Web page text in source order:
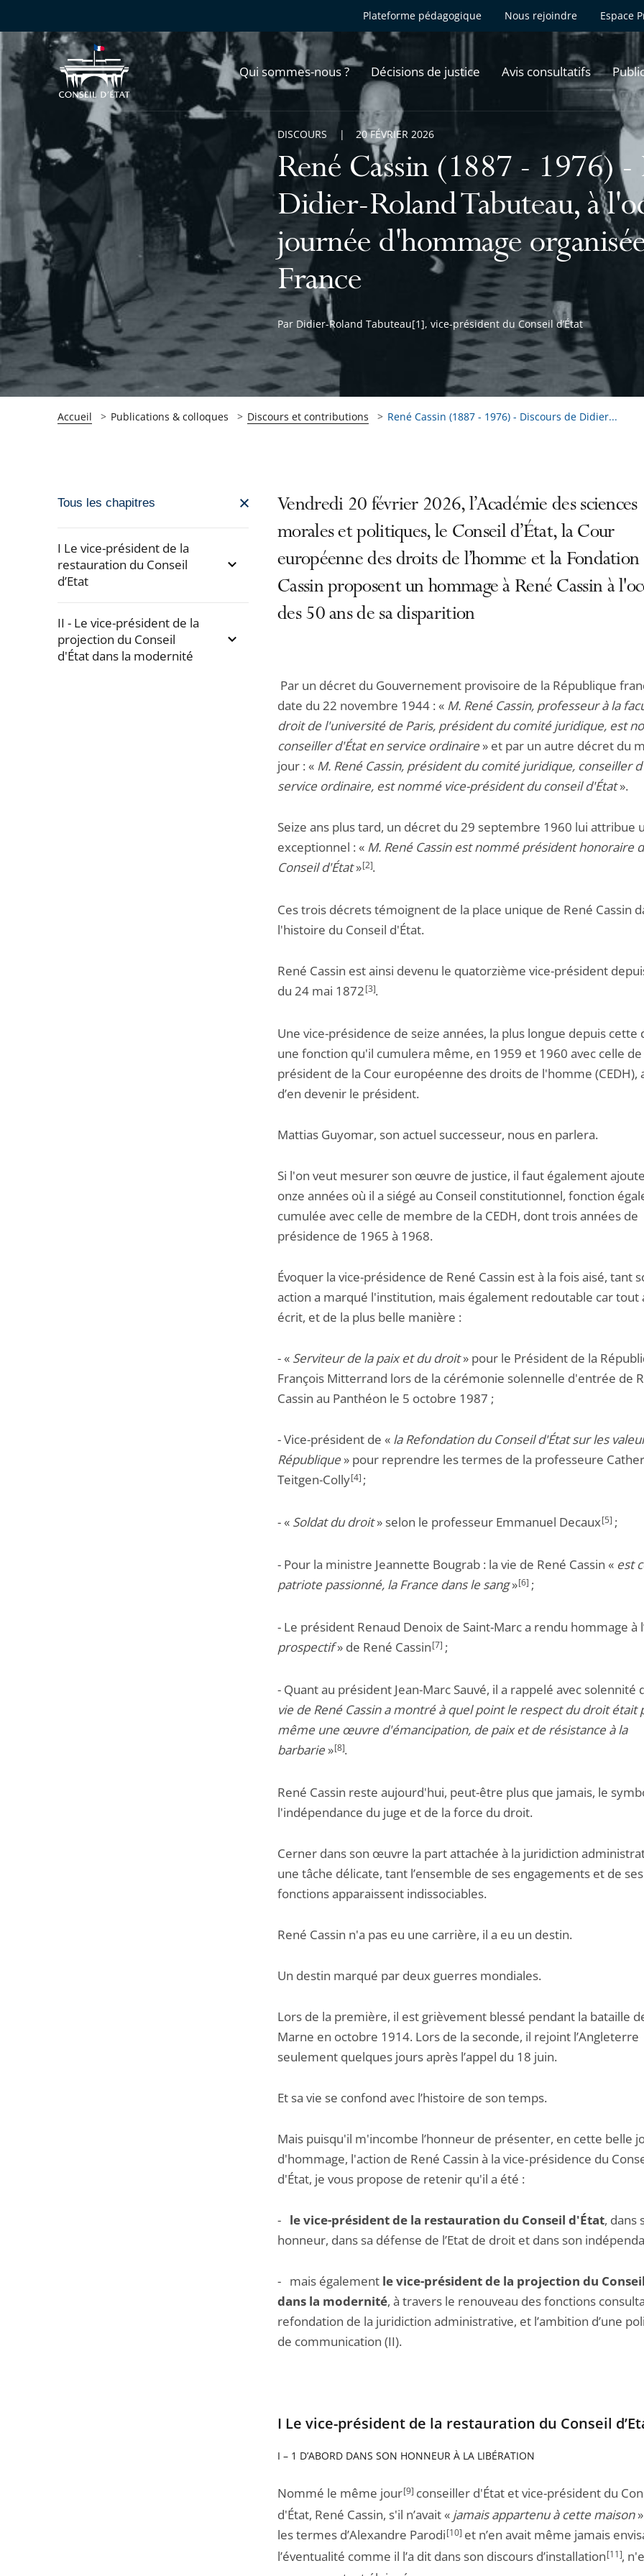
Plateforme pédagogique Nous rejoindre Espace
Qui sommes-nous ? Décisions de justice Avis consultatifs
René Cassin (1887 - 1976) -
Didier-Roland Tabuteau, à
journée d'hommage
France
Par Didier-Roland Tabuteau[1], vice-président du Conseil d’État
DISCOURS 20 FÉVRIER 2026
Accueil Publications & colloques Discours et contributions René Cassin (1887 - 1976) - Discours de Didier...
Passer
navigation
de
l'article
arriver
après
Tous les chapitres
I Le vice-président de la
restauration du Conseil
d’Etat
II - Le vice-président de la
projection du Conseil
d'État dans la modernité
Vendredi 20 février 2026, l’Académie des sciences
morales et politiques, le Conseil d’État, la Cour
européenne des droits de l’homme et la Fondation
Cassin proposent un hommage à René Cassin à
des 50 ans de sa disparition
Par un décret du Gouvernement provisoire de la République
date du 22 novembre 1944 : « M. René Cassin, professeur à la
droit de l'université de Paris, président du comité juridique, est
conseiller d'État en service ordinaire » et par un autre décret du
jour : « M. René Cassin, président du comité juridique, conseiller
service ordinaire, est nommé vice-président du conseil d'État».
Seize ans plus tard, un décret du 29 septembre 1960 lui attribue
exceptionnel : « M. René Cassin est nommé président honoraire
Conseil d'État»[2].
Ces trois décrets témoignent de la place unique de René Cassin
l'histoire du Conseil d'État.
René Cassin est ainsi devenu le quatorzième vice-président
du 24 mai 1872[3].
Une vice-présidence de seize années, la plus longue depuis cette
une fonction qu'il cumulera même, en 1959 et 1960 avec celle de
président de la Cour européenne des droits de l'homme (CEDH),
d’en devenir le président.
Mattias Guyomar, son actuel successeur, nous en parlera.
Si l'on veut mesurer son œuvre de justice, il faut également
onze années où il a siégé au Conseil constitutionnel, fonction
cumulée avec celle de membre de la CEDH, dont trois années de
présidence de 1965 à 1968.
Évoquer la vice-présidence de René Cassin est à la fois aisé, tant
action a marqué l'institution, mais également redoutable car tout
écrit, et de la plus belle manière :
- « Serviteur de la paix et du droit» pour le Président de la
François Mitterrand lors de la cérémonie solennelle d'entrée de
Cassin au Panthéon le 5 octobre 1987 ;
- Vice-président de « la Refondation du Conseil d'État sur les
République » pour reprendre les termes de la professeure
Teitgen-Colly[4] ;
- « Soldat du droit» selon le professeur Emmanuel Decaux[5] ;
- Pour la ministre Jeannette Bougrab : la vie de René Cassin « est
patriote passionné, la France dans le sang»[6] ;
- Le président Renaud Denoix de Saint-Marc a rendu hommage à
prospectif» de René Cassin[7] ;
- Quant au président Jean-Marc Sauvé, il a rappelé avec solennité
vie de René Cassin a montré à quel point le respect du droit était
même une œuvre d'émancipation, de paix et de résistance à la
barbarie »[8].
René Cassin reste aujourd'hui, peut-être plus que jamais, le
l'indépendance du juge et de la force du droit.
Cerner dans son œuvre la part attachée à la juridiction
une tâche délicate, tant l’ensemble de ses engagements et de ses
fonctions apparaissent indissociables.
René Cassin n'a pas eu une carrière, il a eu un destin.
Un destin marqué par deux guerres mondiales.
Lors de la première, il est grièvement blessé pendant la bataille
Marne en octobre 1914. Lors de la seconde, il rejoint l’Angleterre
seulement quelques jours après l’appel du 18 juin.
Et sa vie se confond avec l’histoire de son temps.
Mais puisqu'il m'incombe l’honneur de présenter, en cette belle
d'hommage, l'action de René Cassin à la vice‑présidence du
d'État, je vous propose de retenir qu'il a été :
- le vice-président de la restauration du Conseil d'État, dans
honneur, dans sa défense de l’Etat de droit et dans son
- mais également le vice-président de la projection du
dans la modernité, à travers le renouveau des fonctions
refondation de la juridiction administrative, et l’ambition d’une
de communication (II).
I Le vice-président de la restauration du Conseil
I – 1 D’ABORD DANS SON HONNEUR À LA LIBÉRATION
Nommé le même jour[9] conseiller d'État et vice-président du
d'État, René Cassin, s'il n’avait « jamais appartenu à cette maison
les termes d’Alexandre Parodi[10] et n’en avait même jamais
l’éventualité comme il l’a dit dans son discours d’installation[11],